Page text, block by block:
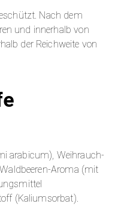
Nach dem
und innerhalb von
der Reichweite von
arabicum), Weihrauch-
Aroma (mit
(Kaliumsorbat).